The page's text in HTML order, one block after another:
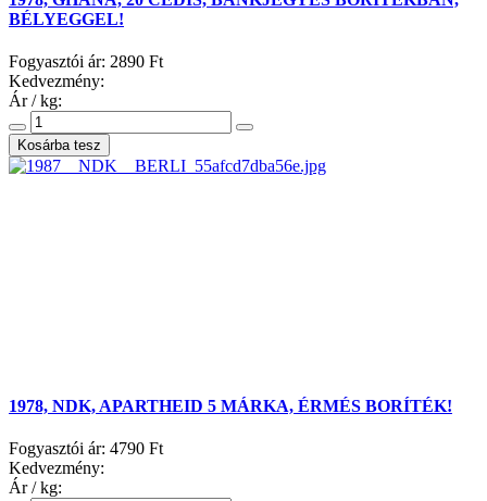
BÉLYEGGEL!
Fogyasztói ár: 2890 Ft
Kedvezmény:
Ár / kg:
1978, NDK, APARTHEID 5 MÁRKA, ÉRMÉS BORÍTÉK!
Fogyasztói ár: 4790 Ft
Kedvezmény:
Ár / kg: